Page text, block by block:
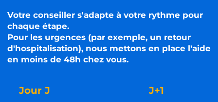
Votre conseiller s'adapte à votre rythme pour
chaque étape.
Pour les urgences (par exemple, un retour
d'hospitalisation), nous mettons en place l'aide
en moins de 48h chez vous.
Jour J J+1